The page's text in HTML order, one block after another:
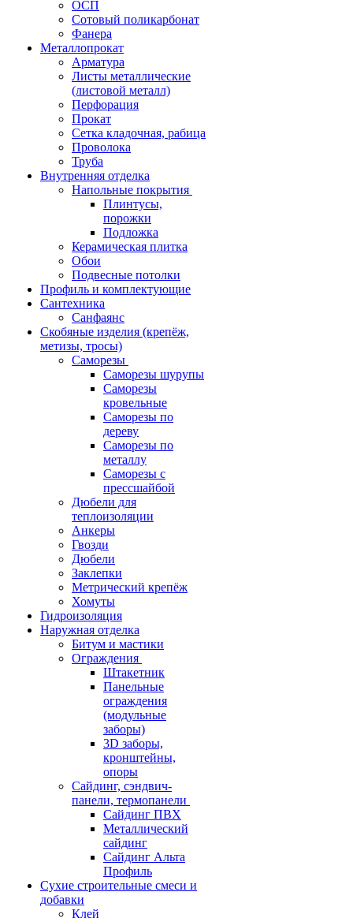
ОСП
Сотовый поликарбонат
Фанера
Металлопрокат
Арматура
Листы металлические
(листовой металл)
Перфорация
Прокат
Сетка кладочная, рабица
Проволока
Труба
Внутренняя отделка
Напольные покрытия
Плинтусы,
порожки
Подложка
Керамическая плитка
Обои
Подвесные потолки
Профиль и комплектующие
Сантехника
Санфаянс
Скобяные изделия (крепёж,
метизы, тросы)
Саморезы
Саморезы шурупы
Саморезы
кровельные
Саморезы по
дереву
Саморезы по
металлу
Саморезы с
прессшайбой
Дюбели для
теплоизоляции
Анкеры
Гвозди
Дюбели
Заклепки
Метрический крепёж
Хомуты
Гидроизоляция
Наружная отделка
Битум и мастики
Ограждения
Штакетник
Панельные
ограждения
(модульные
заборы)
3D заборы,
кронштейны,
опоры
Cайдинг, сэндвич-
панели, термопанели
Сайдинг ПВХ
Металлический
сайдинг
Сайдинг Альта
Профиль
Сухие строительные смеси и
добавки
Клей